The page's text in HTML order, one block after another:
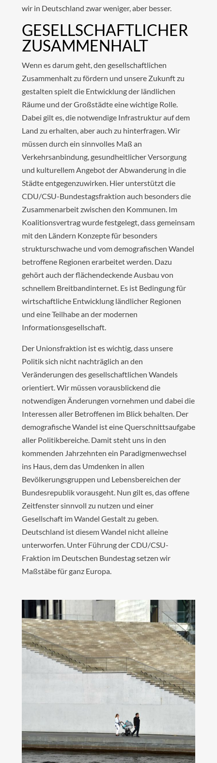
wir in Deutschland zwar weniger, aber besser.
GESELLSCHAFTLICHER
ZUSAMMENHALT
Wenn es darum geht, den gesellschaftlichen
Zusammenhalt zu fördern und unsere Zukunft zu
gestalten spielt die Entwicklung der ländlichen
Räume und der Großstädte eine wichtige Rolle.
Dabei gilt es, die notwendige Infrastruktur auf dem
Land zu erhalten, aber auch zu hinterfragen. Wir
müssen durch ein sinnvolles Maß an
Verkehrsanbindung, gesundheitlicher Versorgung
und kulturellem Angebot der Abwanderung in die
Städte entgegenzuwirken. Hier unterstützt die
CDU/CSU-Bundestagsfraktion auch besonders die
Zusammenarbeit zwischen den Kommunen. Im
Koalitionsvertrag wurde festgelegt, dass gemeinsam
mit den Ländern Konzepte für besonders
strukturschwache und vom demografischen Wandel
betroffene Regionen erarbeitet werden. Dazu
gehört auch der flächendeckende Ausbau von
schnellem Breitbandinternet. Es ist Bedingung für
wirtschaftliche Entwicklung ländlicher Regionen
und eine Teilhabe an der modernen
Informationsgesellschaft.
Der Unionsfraktion ist es wichtig, dass unsere
Politik sich nicht nachträglich an den
Veränderungen des gesellschaftlichen Wandels
orientiert. Wir müssen vorausblickend die
notwendigen Änderungen vornehmen und dabei die
Interessen aller Betroffenen im Blick behalten. Der
demografische Wandel ist eine Querschnittsaufgabe
aller Politikbereiche. Damit steht uns in den
kommenden Jahrzehnten ein Paradigmenwechsel
ins Haus, dem das Umdenken in allen
Bevölkerungsgruppen und Lebensbereichen der
Bundesrepublik vorausgeht. Nun gilt es, das offene
Zeitfenster sinnvoll zu nutzen und einer
Gesellschaft im Wandel Gestalt zu geben.
Deutschland ist diesem Wandel nicht alleine
unterworfen. Unter Führung der CDU/CSU-
Fraktion im Deutschen Bundestag setzen wir
Maßstäbe für ganz Europa.